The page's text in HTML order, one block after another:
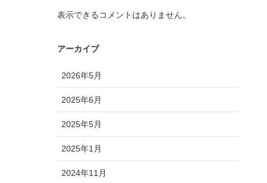
表示できるコメントはありません。
アーカイブ
2026年5月
2025年6月
2025年5月
2025年1月
2024年11月